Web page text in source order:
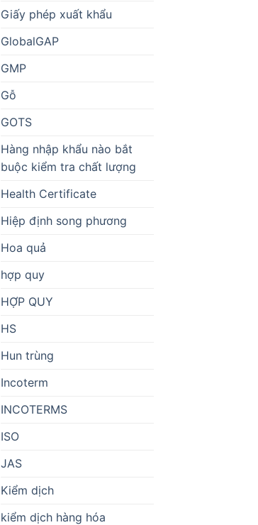
Giấy phép xuất khẩu
GlobalGAP
GMP
Gỗ
GOTS
Hàng nhập khẩu nào bắt
buộc kiểm tra chất lượng
Health Certificate
Hiệp định song phương
Hoa quả
hợp quy
HỢP QUY
HS
Hun trùng
Incoterm
INCOTERMS
ISO
JAS
Kiểm dịch
kiểm dịch hàng hóa